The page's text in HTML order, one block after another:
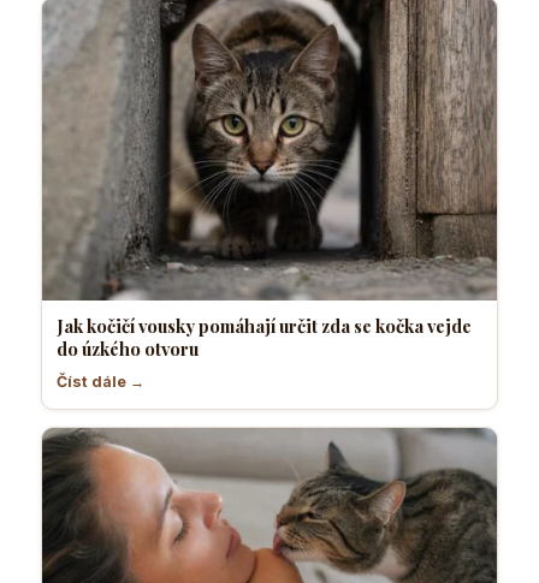
Jak kočičí vousky pomáhají určit zda se kočka vejde
do úzkého otvoru
Číst dále →